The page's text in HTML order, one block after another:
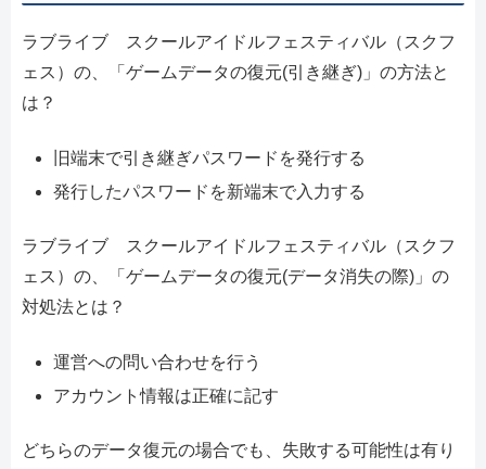
ラブライブ スクールアイドルフェスティバル（スクフ
ェス）の、「ゲームデータの復元(引き継ぎ)」の方法と
は？
旧端末で引き継ぎパスワードを発行する
発行したパスワードを新端末で入力する
ラブライブ スクールアイドルフェスティバル（スクフ
ェス）の、「ゲームデータの復元(データ消失の際)」の
対処法とは？
運営への問い合わせを行う
アカウント情報は正確に記す
どちらのデータ復元の場合でも、失敗する可能性は有り